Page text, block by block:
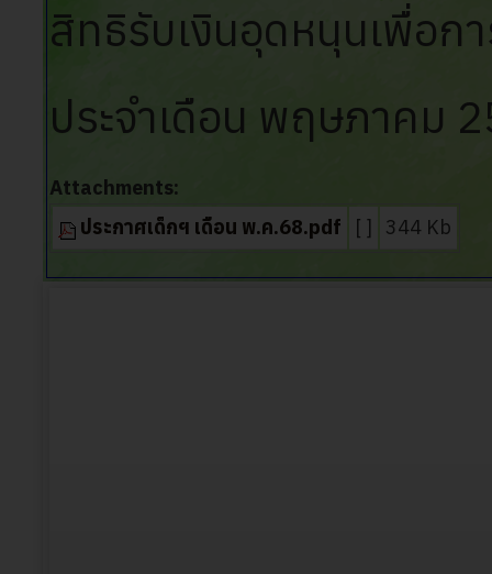
สิทธิรับเงินอุดหนุนเพื่อก
ประจำเดือน พฤษภาคม
Attachments:
ประกาศเด็กฯ เดือน พ.ค.68.pdf
[ ] 344 Kb